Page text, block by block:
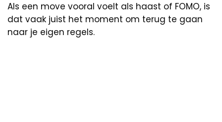
Als een move vooral voelt als haast of FOMO, is
dat vaak juist het moment om terug te gaan
naar je eigen regels.